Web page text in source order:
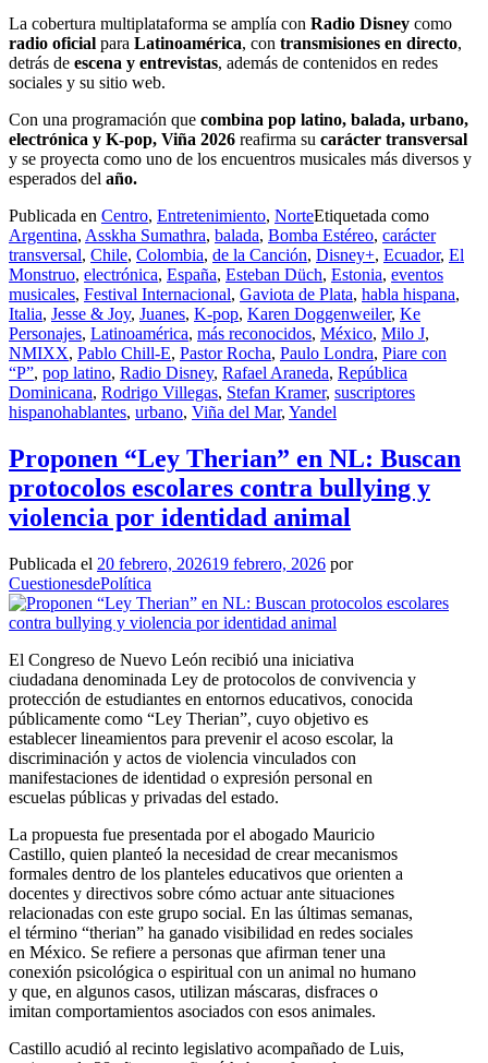
La cobertura multiplataforma se amplía con Radio Disney como
radio oficial para Latinoamérica, con transmisiones en directo,
detrás de escena y entrevistas, además de contenidos en redes
sociales y su sitio web.
Con una programación que combina pop latino, balada, urbano,
electrónica y K-pop, Viña 2026 reafirma su carácter transversal
y se proyecta como uno de los encuentros musicales más diversos y
esperados del año.
Publicada en Centro, Entretenimiento, NorteEtiquetada como
Argentina, Asskha Sumathra, balada, Bomba Estéreo, carácter
transversal, Chile, Colombia, de la Canción, Disney+, Ecuador, El
Monstruo, electrónica, España, Esteban Düch, Estonia, eventos
musicales, Festival Internacional, Gaviota de Plata, habla hispana,
Italia, Jesse & Joy, Juanes, K-pop, Karen Doggenweiler, Ke
Personajes, Latinoamérica, más reconocidos, México, Milo J,
NMIXX, Pablo Chill-E, Pastor Rocha, Paulo Londra, Piare con
“P”, pop latino, Radio Disney, Rafael Araneda, República
Dominicana, Rodrigo Villegas, Stefan Kramer, suscriptores
hispanohablantes, urbano, Viña del Mar, Yandel
Proponen “Ley Therian” en NL: Buscan
protocolos escolares contra bullying y
violencia por identidad animal
Publicada el 20 febrero, 202619 febrero, 2026 por
CuestionesdePolítica
El Congreso de Nuevo León recibió una iniciativa
ciudadana denominada Ley de protocolos de convivencia y
protección de estudiantes en entornos educativos, conocida
públicamente como “Ley Therian”, cuyo objetivo es
establecer lineamientos para prevenir el acoso escolar, la
discriminación y actos de violencia vinculados con
manifestaciones de identidad o expresión personal en
escuelas públicas y privadas del estado.
La propuesta fue presentada por el abogado Mauricio
Castillo, quien planteó la necesidad de crear mecanismos
formales dentro de los planteles educativos que orienten a
docentes y directivos sobre cómo actuar ante situaciones
relacionadas con este grupo social. En las últimas semanas,
el término “therian” ha ganado visibilidad en redes sociales
en México. Se refiere a personas que afirman tener una
conexión psicológica o espiritual con un animal no humano
y que, en algunos casos, utilizan máscaras, disfraces o
imitan comportamientos asociados con esos animales.
Castillo acudió al recinto legislativo acompañado de Luis,